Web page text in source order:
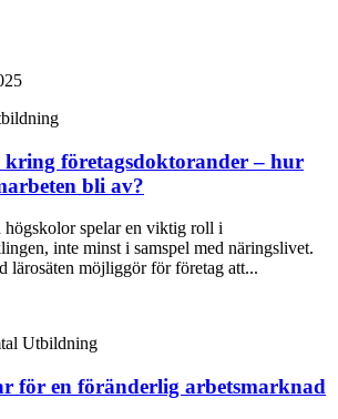
kring företagsdoktorander – hur
bli av?
högskolor spelar en viktig roll i
inte minst i samspel med näringslivet.
lärosäten möjliggör för företag att...
Utbildning
för en föränderlig arbetsmarknad